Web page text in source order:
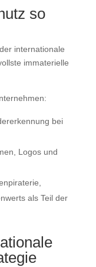
so
internationale
immaterielle
bei
Logos und
als Teil der